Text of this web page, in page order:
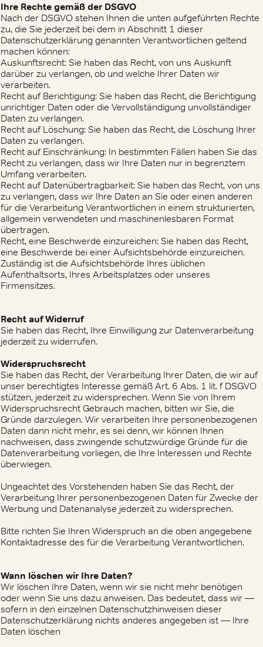
Ihre Rechte gemäß der DSGVO
Nach der DSGVO stehen Ihnen die unten aufgeführten Rechte
zu, die Sie jederzeit bei dem in Abschnitt 1 dieser
Datenschutzerklärung genannten Verantwortlichen geltend
machen können:
Auskunftsrecht: Sie haben das Recht, von uns Auskunft
darüber zu verlangen, ob und welche Ihrer Daten wir
verarbeiten.
Recht auf Berichtigung: Sie haben das Recht, die Berichtigung
unrichtiger Daten oder die Vervollständigung unvollständiger
Daten zu verlangen.
Recht auf Löschung: Sie haben das Recht, die Löschung Ihrer
Daten zu verlangen.
Recht auf Einschränkung: In bestimmten Fällen haben Sie das
Recht zu verlangen, dass wir Ihre Daten nur in begrenztem
Umfang verarbeiten.
Recht auf Datenübertragbarkeit: Sie haben das Recht, von uns
zu verlangen, dass wir Ihre Daten an Sie oder einen anderen
für die Verarbeitung Verantwortlichen in einem strukturierten,
allgemein verwendeten und maschinenlesbaren Format
übertragen.
Recht, eine Beschwerde einzureichen: Sie haben das Recht,
eine Beschwerde bei einer Aufsichtsbehörde einzureichen.
Zuständig ist die Aufsichtsbehörde Ihres üblichen
Aufenthaltsorts, Ihres Arbeitsplatzes oder unseres
Firmensitzes.
Recht auf Widerruf
Sie haben das Recht, Ihre Einwilligung zur Datenverarbeitung
jederzeit zu widerrufen.
Widerspruchsrecht
Sie haben das Recht, der Verarbeitung Ihrer Daten, die wir auf
unser berechtigtes Interesse gemäß Art. 6 Abs. 1 lit. f DSGVO
stützen, jederzeit zu widersprechen. Wenn Sie von Ihrem
Widerspruchsrecht Gebrauch machen, bitten wir Sie, die
Gründe darzulegen. Wir verarbeiten Ihre personenbezogenen
Daten dann nicht mehr, es sei denn, wir können Ihnen
nachweisen, dass zwingende schutzwürdige Gründe für die
Datenverarbeitung vorliegen, die Ihre Interessen und Rechte
überwiegen.
Ungeachtet des Vorstehenden haben Sie das Recht, der
Verarbeitung Ihrer personenbezogenen Daten für Zwecke der
Werbung und Datenanalyse jederzeit zu widersprechen.
Bitte richten Sie Ihren Widerspruch an die oben angegebene
Kontaktadresse des für die Verarbeitung Verantwortlichen.
Wann löschen wir Ihre Daten?
Wir löschen Ihre Daten, wenn wir sie nicht mehr benötigen
oder wenn Sie uns dazu anweisen. Das bedeutet, dass wir —
sofern in den einzelnen Datenschutzhinweisen dieser
Datenschutzerklärung nichts anderes angegeben ist — Ihre
Daten löschen